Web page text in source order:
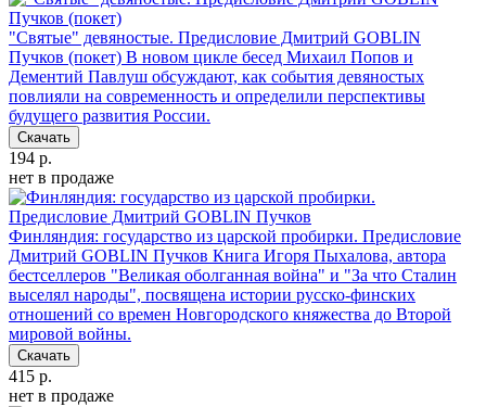
"Святые" девяностые. Предисловие Дмитрий GOBLIN
Пучков (покет) В новом цикле бесед Михаил Попов и
Дементий Павлуш обсуждают, как события девяностых
повлияли на современность и определили перспективы
будущего развития России.
Скачать
194 р.
нет в продаже
Финляндия: государство из царской пробирки. Предисловие
Дмитрий GOBLIN Пучков Книга Игоря Пыхалова, автора
бестселлеров "Великая оболганная война" и "За что Сталин
выселял народы", посвящена истории русско-финских
отношений cо времен Новгородского княжества до Второй
мировой войны.
Скачать
415 р.
нет в продаже